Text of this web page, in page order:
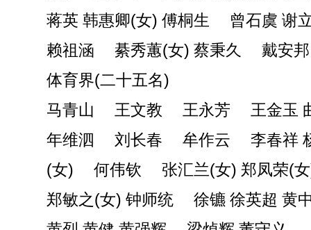
蒋英 韩惠卿(女) 傅桐生 曾石虞 谢
赖祖涵 綦秀蕙(女) 蔡秉久 戴安邦
体育界(二十五名)
马青山 王文教 王永芳 王金玉
年维泗 刘长春 牟作云 李春祥
(女) 何伟钦 张汇兰(女) 郑凤荣(
郑敏之(女) 钟师统 徐镳 徐英超 黄